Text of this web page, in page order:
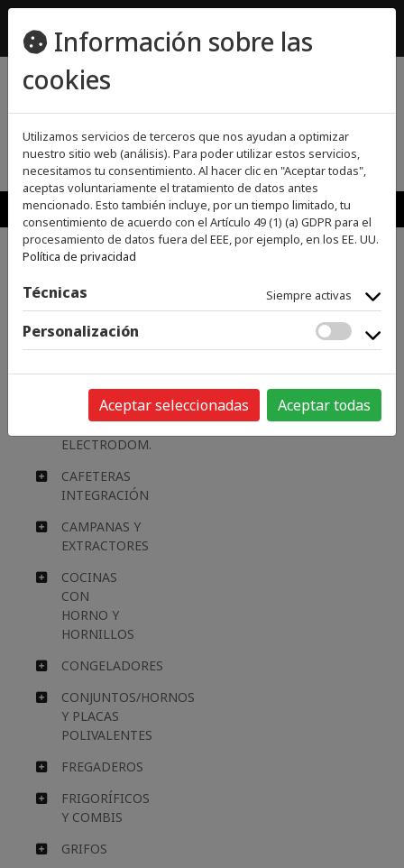
955800642
MENU
INICIO> GRANDES ELECTRODOMÉSTICOS
INTEGRABLES>
Categorías
GRANDES ELECTRODOMÉSTICOS
ACCESORIOS
GRANDES
ELECTRODOM.
CAFETERAS
INTEGRACIÓN
CAMPANAS Y
EXTRACTORES
COCINAS
CON
HORNO Y
HORNILLOS
CONGELADORES
CONJUNTOS/HORNOS
Y PLACAS
POLIVALENTES
FREGADEROS
FRIGORÍFICOS
Y COMBIS
GRIFOS
Información sobre las
cookies
Utilizamos servicios de terceros que nos ayudan a optimizar
nuestro sitio web (análisis). Para poder utilizar estos servicios,
necesitamos tu consentimiento. Al hacer clic en "Aceptar todas",
aceptas voluntariamente el tratamiento de datos antes
mencionado. Esto también incluye, por un tiempo limitado, tu
consentimiento de acuerdo con el Artículo 49 (1) (a) GDPR para el
procesamiento de datos fuera del EEE, por ejemplo, en los EE. UU.
Política de privacidad
Técnicas Siempre activas
Personalización
Aceptar seleccionadas Aceptar todas